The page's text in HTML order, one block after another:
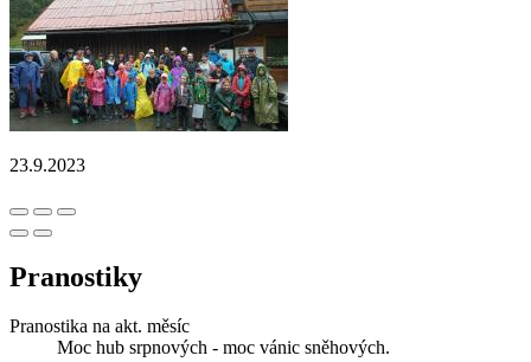
23.9.2023
Pranostiky
Pranostika na akt. měsíc
Moc hub srpnových - moc vánic sněhových.